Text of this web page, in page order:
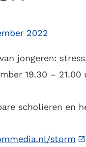
2022
jongeren:
19.30 – 21.00
scholieren en
storm